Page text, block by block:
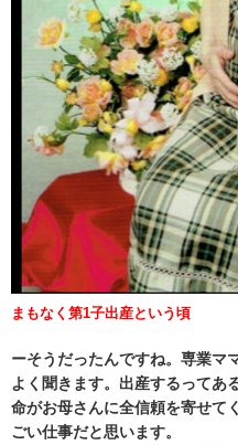
まもなく第1子出産という頃
ーそうだったんですね。専業マ
よく聞きます。出産するってあ
命がお母さんに全信頼を寄せて
ごい仕事だと思います。